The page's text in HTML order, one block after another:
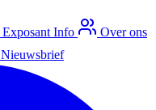
Exposant Info
Over ons
Nieuwsbrief